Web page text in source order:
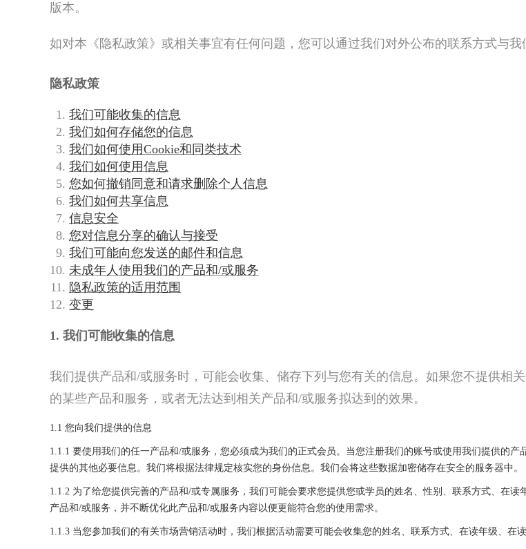
版本。
如对本《隐私政策》或相关事宜有任何问题，您可以通过我们对外公布的联系方式与我
隐私政策
我们可能收集的信息
我们如何存储您的信息
我们如何使用Cookie和同类技术
我们如何使用信息
您如何撤销同意和请求删除个人信息
我们如何共享信息
信息安全
您对信息分享的确认与接受
我们可能向您发送的邮件和信息
未成年人使用我们的产品和/或服务
隐私政策的适用范围
变更
1. 我们可能收集的信息
我们提供产品和/或服务时，可能会收集、储存下列与您有关的信息。如果您不提供相
的某些产品和服务，或者无法达到相关产品和/或服务拟达到的效果。
1.1 您向我们提供的信息
1.1.1 要使用我们的任一产品和/或服务，您必须成为我们的正式会员。当您注册我们的账号或使用我们提供的
提供的其他必要信息。我们将根据法律规定核实您的身份信息。我们会将这些数据加密储存在安全的服务器中。
1.1.2 为了给您提供完善的产品和/或专属服务，我们可能会要求您提供您或学员的姓名、性别、联系方式、在
产品和/或服务，并不断优化此产品和/或服务内容以便更能符合您的使用需求。
1.1.3 当您参加我们的有关市场营销活动时，我们根据活动需要可能会收集您的姓名、联系方式、在读年级、在读